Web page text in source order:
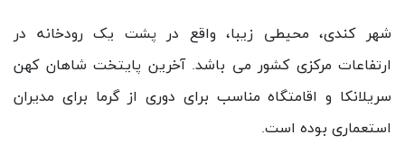
شهر کندی، محیطی زیبا، واقع در پشت یک رودخانه در
ارتفاعات مرکزی کشور می باشد. آخرین پایتخت شاهان کهن
سریلانکا و اقامتگاه مناسب برای دوری از گرما برای مدیران
استعماری بوده است.